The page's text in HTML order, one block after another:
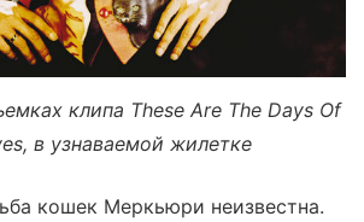
клипа These Are The Days Of
в узнаваемой жилетке
кошек Меркьюри неизвестна.